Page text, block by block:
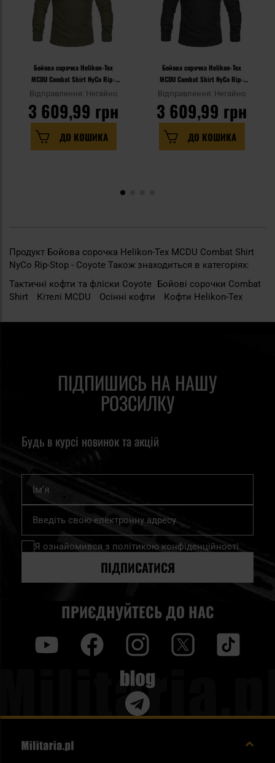
Бойова сорочка Helikon-Tex
MCDU Combat Shirt NyCo Rip-
Stop - Olive Green
Відправлення: Негайно
3 609,99 грн
ДО КОШИКА
Бойова сорочка Helikon-Tex
MCDU Combat Shirt NyCo Rip-
Stop - Black
Відправлення: Негайно
3 609,99 грн
ДО КОШИКА
Продукт Бойова сорочка Helikon-Tex MCDU Combat Shirt
NyCo Rip-Stop - Coyote Також знаходиться в категоріях:
Тактичні кофти та фліски Сoyote
Бойові сорочки Combat
Shirt
Кітелі MCDU Осінні кофти Кофти Helikon-Tex
ПІДПИШИСЬ НА НАШУ
РОЗСИЛКУ
Будь в курсі новинок та акцій
Підпишіться
нашу
розсилку
Я ознайомився з політикою конфіденційності
ПІДПИСАТИСЯ
ПРИЄДНУЙТЕСЬ ДО НАС
Blog